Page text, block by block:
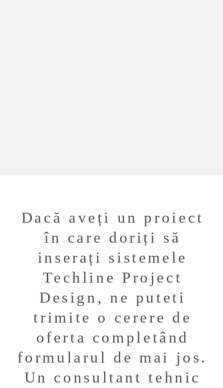
Dacă aveți un proiect
în care doriți să
inserați sistemele
Techline Project
Design, ne puteti
trimite o cerere de
oferta completând
formularul de mai jos.
Un consultant tehnic